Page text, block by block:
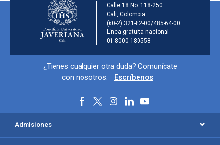
Información de la
Calle 18 No. 118-250
Cali, Colombia.
(60-2) 321-82-00/485-64-00
Línea gratuita nacional
01-8000-180558
Información y redes sociales
¿Tienes cualquier otra duda? Comunícate
con nosotros.
Escríbenos
Menú principal del footer
Admisiones